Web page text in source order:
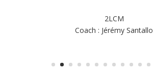
2LCM
Coach : Jérémy Santallo